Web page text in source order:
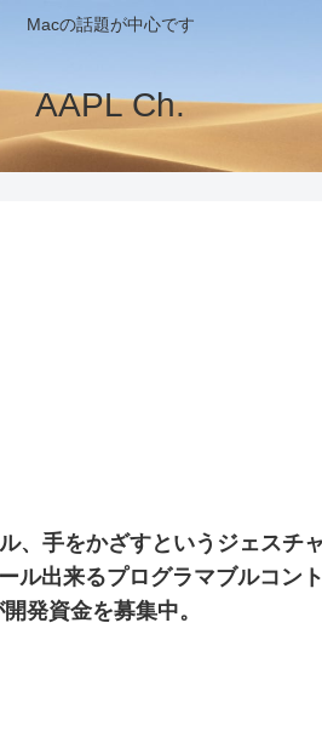
Macの話題が中心です
AAPL Ch.
、手をかざすというジェスチャ
ル出来るプログラマブルコント
発資金を募集中。